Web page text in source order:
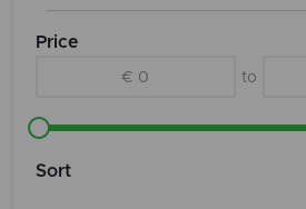
Price
€ 0 to
Sort